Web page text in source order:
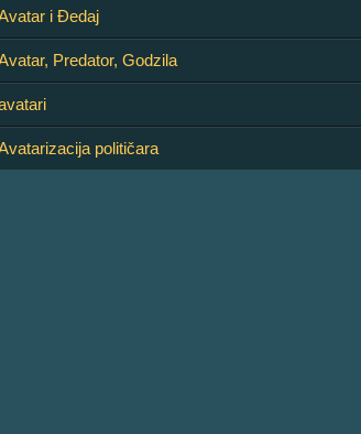
i Đedaj
Predator, Godzila
političara